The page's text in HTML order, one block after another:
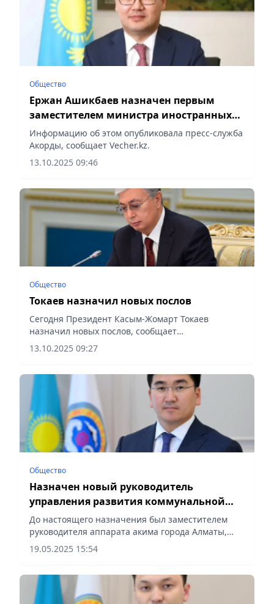
Общество
Ержан Ашикбаев назначен первым
заместителем министра иностранных
дел
Информацию об этом опубликовала пресс-служба
Акорды, сообщает Vecher.kz.
13.10.2025 09:46
Общество
Токаев назначил новых послов
Сегодня Президент Касым-Жомарт Токаев
назначил новых послов, сообщает
сообщает Vecher.kz.
13.10.2025 09:27
Общество
Назначен новый руководитель
управления развития коммунальной
инфраструктуры города Алматы
До настоящего назначения был заместителем
руководителя аппарата акима города Алматы,
сообщает Vecher.kz.
19.05.2025 15:54